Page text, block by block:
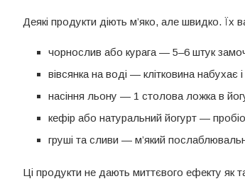
Деякі продукти діють м’яко, але швидко. Їх
чорнослив або курага — 5–6 штук
вівсянка на воді — клітковина набухає
насіння льону — 1 столова ложка в
кефір або натуральний йогурт —
груші та сливи — м’який
Ці продукти не дають миттєвого ефекту як